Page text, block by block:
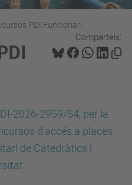
PDI Funcionari
Comparteix:
2026-2959/54, per la
d'accés a places
de Catedràtics i